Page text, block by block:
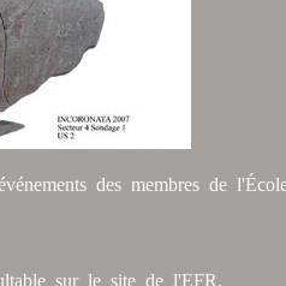
des membres de
sur le site de l'EFR.